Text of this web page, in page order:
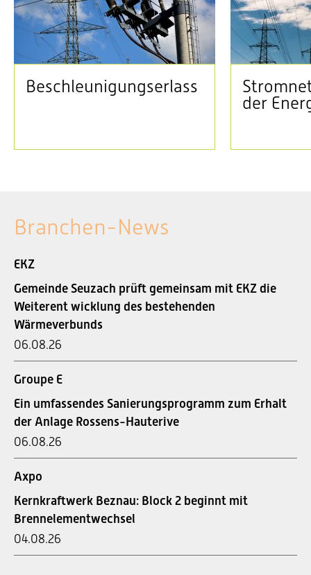
Beschleunigungserlass
der
Branchen-News
EKZ
Gemeinde Seuzach prüft gemeinsam mit EKZ die
Weiterent wicklung des bestehenden
Wärmeverbunds
06.08.26
Groupe E
Ein umfassendes Sanierungsprogramm zum Erhalt
der Anlage Rossens-Hauterive
06.08.26
Axpo
Kernkraftwerk Beznau: Block 2 beginnt mit
Brennelementwechsel
04.08.26